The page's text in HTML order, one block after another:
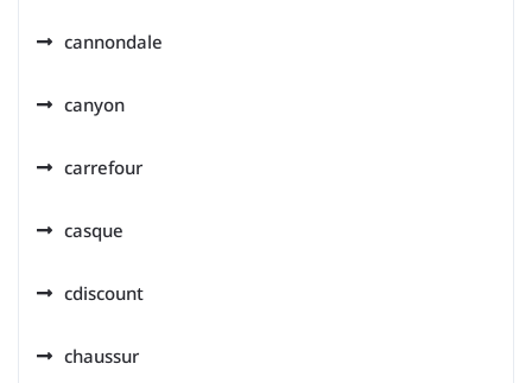
cannondale
canyon
carrefour
casque
cdiscount
chaussur